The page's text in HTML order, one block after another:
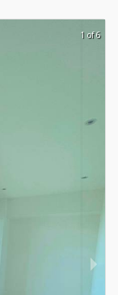
1 of 6